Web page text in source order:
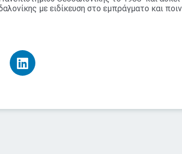
με ειδίκευση στο εμπράγματο και